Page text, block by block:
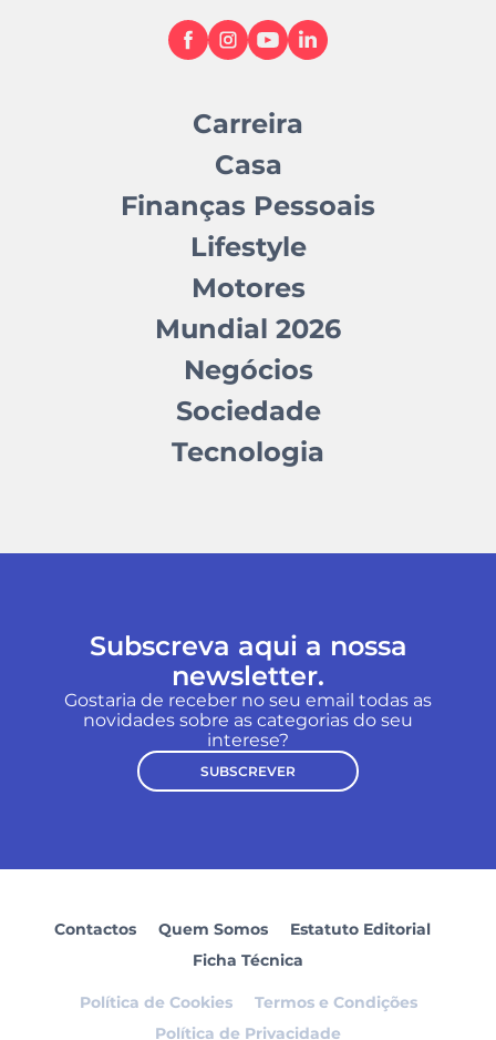
Carreira
Casa
Finanças Pessoais
Lifestyle
Motores
Mundial 2026
Negócios
Sociedade
Tecnologia
Subscreva aqui a nossa
newsletter.
Gostaria de receber no seu email todas as
novidades sobre as categorias do seu
interese?
SUBSCREVER
Contactos Quem Somos
Estatuto Editorial
Ficha Técnica
Política de Cookies
Termos e Condições
Política de Privacidade